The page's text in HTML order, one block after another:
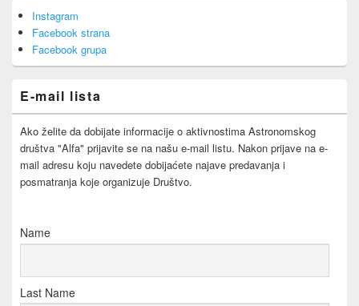
Sidebar
Widget
Area
Instagram
Facebook strana
Facebook grupa
E-mail lista
Ako želite da dobijate informacije o aktivnostima Astronomskog
društva "Alfa" prijavite se na našu e-mail listu. Nakon prijave na e-
mail adresu koju navedete dobijaćete najave predavanja i
posmatranja koje organizuje Društvo.
Name
Last Name